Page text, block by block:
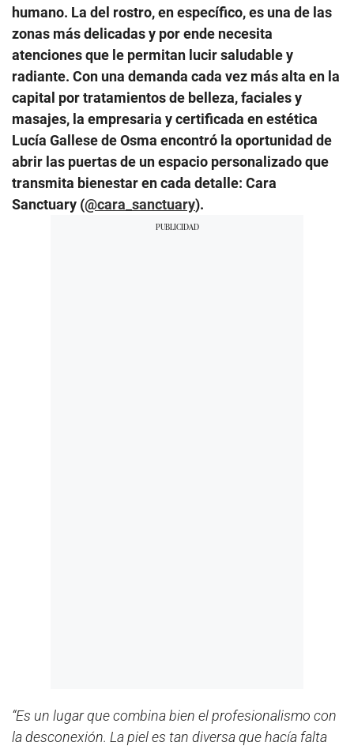
humano. La del rostro, en específico, es una de las
zonas más delicadas y por ende necesita
atenciones que le permitan lucir saludable y
radiante. Con una demanda cada vez más alta en la
capital por tratamientos de belleza, faciales y
masajes, la empresaria y certificada en estética
Lucía Gallese de Osma encontró la oportunidad de
abrir las puertas de un espacio personalizado que
transmita bienestar en cada detalle: Cara
Sanctuary (@cara_sanctuary).
“Es un lugar que combina bien el profesionalismo con
la desconexión. La piel es tan diversa que hacía falta